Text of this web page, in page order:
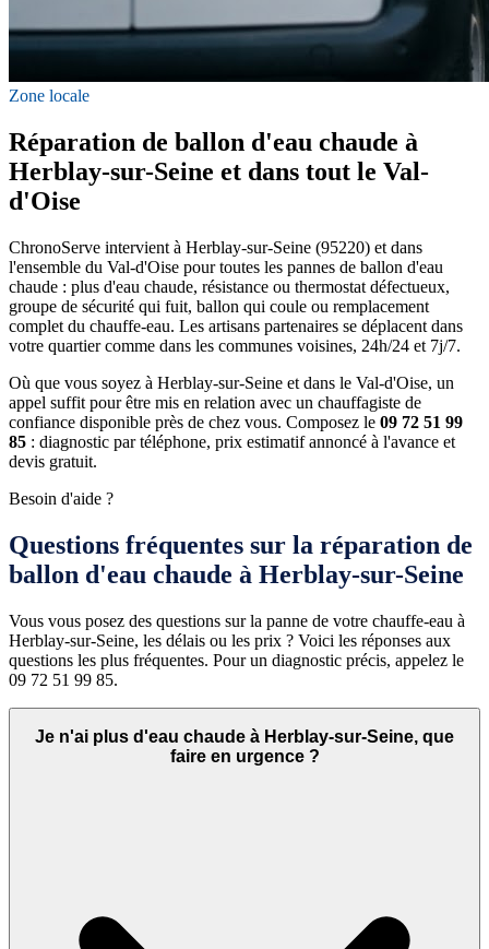
Zone locale
Réparation de ballon d'eau chaude à
Herblay-sur-Seine et dans tout le Val-
d'Oise
ChronoServe intervient à Herblay-sur-Seine (95220) et dans
l'ensemble du Val-d'Oise pour toutes les pannes de ballon d'eau
chaude : plus d'eau chaude, résistance ou thermostat défectueux,
groupe de sécurité qui fuit, ballon qui coule ou remplacement
complet du chauffe-eau. Les artisans partenaires se déplacent dans
votre quartier comme dans les communes voisines, 24h/24 et 7j/7.
Où que vous soyez à Herblay-sur-Seine et dans le Val-d'Oise, un
appel suffit pour être mis en relation avec un chauffagiste de
confiance disponible près de chez vous. Composez le 09 72 51 99
85 : diagnostic par téléphone, prix estimatif annoncé à l'avance et
devis gratuit.
Besoin d'aide ?
Questions fréquentes sur la réparation de
ballon d'eau chaude à Herblay-sur-Seine
Vous vous posez des questions sur la panne de votre chauffe-eau à
Herblay-sur-Seine, les délais ou les prix ? Voici les réponses aux
questions les plus fréquentes. Pour un diagnostic précis, appelez le
09 72 51 99 85.
Je n'ai plus d'eau chaude à Herblay-sur-Seine, que
faire en urgence ?